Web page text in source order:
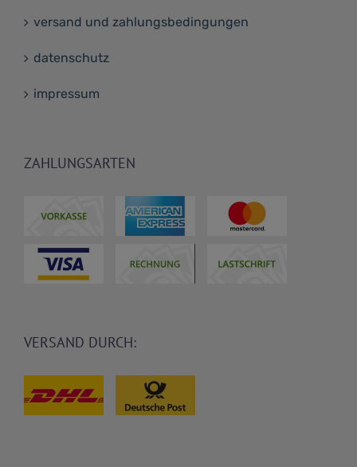
versand und zahlungsbedingungen
datenschutz
impressum
ZAHLUNGSARTEN
VERSAND DURCH: